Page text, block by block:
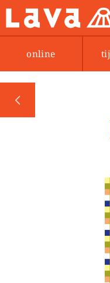
online